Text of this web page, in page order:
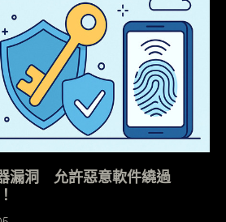
漏洞 允許惡意軟件繞過